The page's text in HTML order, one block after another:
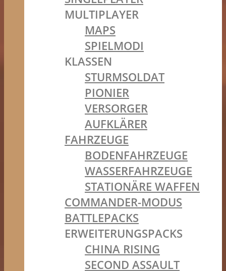
MULTIPLAYER
MAPS
SPIELMODI
KLASSEN
STURMSOLDAT
PIONIER
VERSORGER
AUFKLÄRER
FAHRZEUGE
BODENFAHRZEUGE
WASSERFAHRZEUGE
STATIONÄRE WAFFEN
COMMANDER-MODUS
BATTLEPACKS
ERWEITERUNGSPACKS
CHINA RISING
SECOND ASSAULT